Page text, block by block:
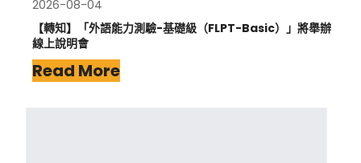
2026-08-04
【轉知】「外語能力測驗-基礎級（FLPT-Basic）」將舉辦
線上說明會
Read More